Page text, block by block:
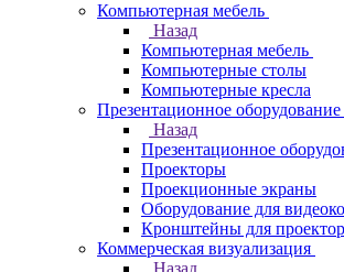
Компьютерная мебель
Назад
Компьютерная мебель
Компьютерные столы
Компьютерные кресла
Презентационное оборудование
Назад
Презентационное
Проекторы
Проекционные экраны
Оборудование для
Кронштейны для
Коммерческая визуализация
Назад